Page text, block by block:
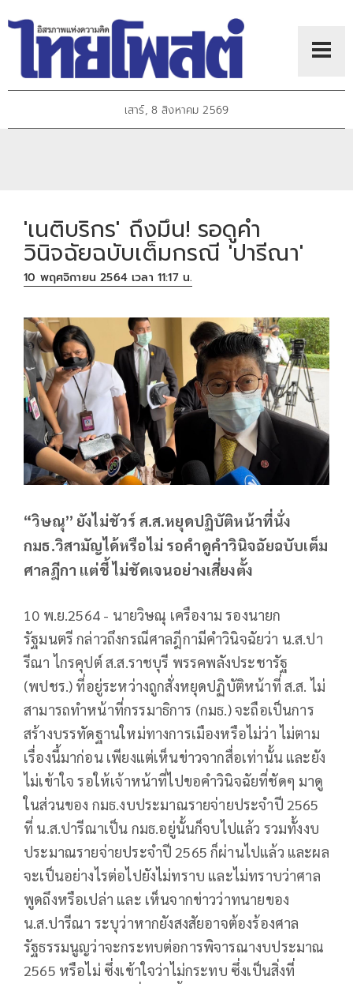
เสาร์, 8 สิงหาคม 2569
'เนติบริกร' ถึงมึน! รอดูคำ
วินิจฉัยฉบับเต็มกรณี 'ปารีณา'
10 พฤศจิกายน 2564 เวลา 11:17 น.
“วิษณุ” ยังไม่ชัวร์ ส.ส.หยุดปฏิบัติหน้าที่นั่ง
กมธ.วิสามัญได้หรือไม่ รอคำดูคำวินิจฉัยฉบับเต็ม
ศาลฎีกา แต่ชี้ ไม่ชัดเจนอย่างเสี่ยงตั้ง
10 พ.ย.2564 - นายวิษณุ เครืองาม รองนายก
รัฐมนตรี กล่าวถึงกรณีศาลฎีกามีคำวินิจฉัยว่า น.ส.ปา
รีณา ไกรคุปต์ ส.ส.ราชบุรี พรรคพลังประชารัฐ
(พปชร.) ที่อยู่ระหว่างถูกสั่งหยุดปฏิบัติหน้าที่ ส.ส. ไม่
สามารถทำหน้าที่กรรมาธิการ (กมธ.) จะถือเป็นการ
สร้างบรรทัดฐานใหม่ทางการเมืองหรือไม่ว่า ไม่ตาม
เรื่องนี้มาก่อน เพียงแต่เห็นข่าวจากสื่อเท่านั้น และยัง
ไม่เข้าใจ รอให้เจ้าหน้าที่ไปขอคำวินิจฉัยที่ชัดๆ มาดู
ในส่วนของ กมธ.งบประมาณรายจ่ายประจำปี 2565
ที่ น.ส.ปารีณาเป็น กมธ.อยู่นั้นก็จบไปแล้ว รวมทั้งงบ
ประมาณรายจ่ายประจำปี 2565 ก็ผ่านไปแล้ว และผล
จะเป็นอย่างไรต่อไปยังไม่ทราบ และไม่ทราบว่าศาล
พูดถึงหรือเปล่า และ เห็นจากข่าวว่าทนายของ
น.ส.ปารีณา ระบุว่าหากยังสงสัยอาจต้องร้องศาล
รัฐธรรมนูญว่าจะกระทบต่อการพิจารณางบประมาณ
2565 หรือไม่ ซึ่งเข้าใจว่าไม่กระทบ ซึ่งเป็นสิ่งที่